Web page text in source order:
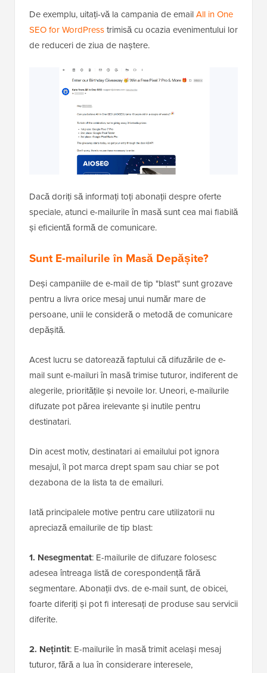
De exemplu, uitați-vă la campania de emailAll in One
SEO for WordPresstrimisă cu ocazia evenimentului lor
de reduceri de ziua de naștere.
Dacă doriți să informați toți abonații despre oferte
speciale, atunci e-mailurile în masă sunt cea mai fiabilă
și eficientă formă de comunicare.
Sunt E-mailurile în Masă Depășite?
Deși campaniile de e-mail de tip "blast" sunt grozave
pentru a livra orice mesaj unui număr mare de
persoane, unii le consideră o metodă de comunicare
depășită.
Acest lucru se datorează faptului că difuzările de e-
mail sunt e-mailuri în masă trimise tuturor, indiferent de
alegerile, prioritățile și nevoile lor. Uneori, e-mailurile
difuzate pot părea irelevante și inutile pentru
destinatari.
Din acest motiv, destinatari ai emailului pot ignora
mesajul, îl pot marca drept spam sau chiar se pot
dezabona de la lista ta de emailuri.
Iată principalele motive pentru care utilizatorii nu
apreciază emailurile de tip blast:
1. Nesegmentat: E-mailurile de difuzare folosesc
adesea întreaga listă de corespondență fără
segmentare. Abonații dvs. de e-mail sunt, de obicei,
foarte diferiți și pot fi interesați de produse sau servicii
diferite.
2. Nețintit: E-mailurile în masă trimit același mesaj
tuturor, fără a lua în considerare interesele,